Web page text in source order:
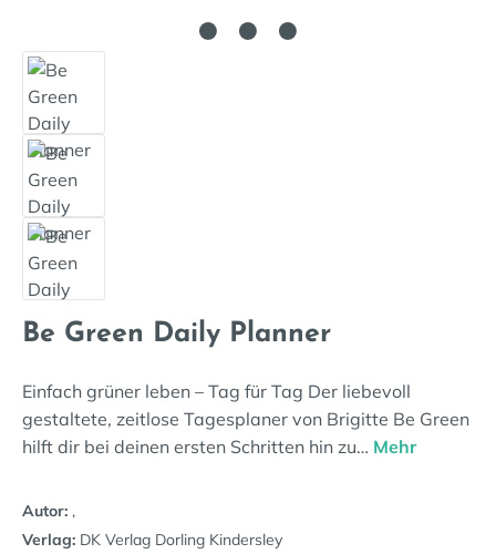
Be Green Daily Planner
Einfach grüner leben – Tag für Tag Der liebevoll
gestaltete, zeitlose Tagesplaner von Brigitte Be Green
hilft dir bei deinen ersten Schritten hin zu… Mehr
Autor: ,
Verlag: DK Verlag Dorling Kindersley